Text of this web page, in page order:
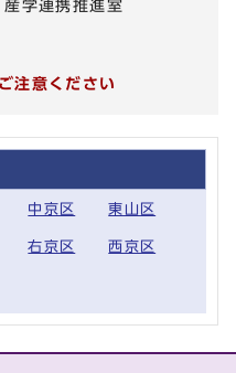
学連携推進室
注意ください
中京区 東山区
右京区 西京区